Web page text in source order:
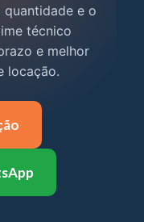
quantidade e o
técnico
e melhor
locação.